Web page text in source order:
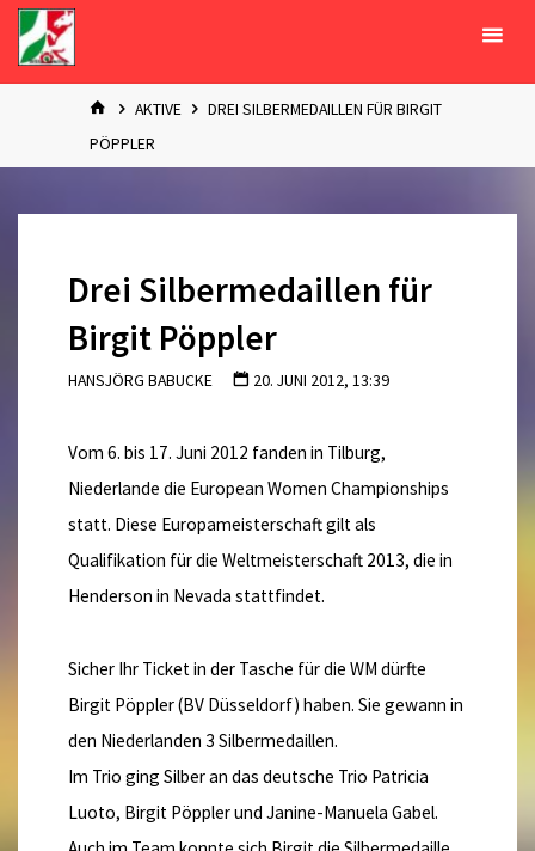
Zum
Inhalt
springen
STARTAKTIVE
DREI SILBERMEDAILLEN FÜR BIRGIT
PÖPPLER
Drei Silbermedaillen für
Birgit Pöppler
HANSJÖRG BABUCKE 20. JUNI 2012, 13:39
Vom 6. bis 17. Juni 2012 fanden in Tilburg,
Niederlande die European Women Championships
statt. Diese Europameisterschaft gilt als
Qualifikation für die Weltmeisterschaft 2013, die in
Henderson in Nevada stattfindet.
Sicher Ihr Ticket in der Tasche für die WM dürfte
Birgit Pöppler (BV Düsseldorf) haben. Sie gewann in
den Niederlanden 3 Silbermedaillen.
Im Trio ging Silber an das deutsche Trio Patricia
Luoto, Birgit Pöppler und Janine-Manuela Gabel.